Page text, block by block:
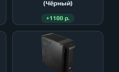
(Чёрный)
+1100 р.